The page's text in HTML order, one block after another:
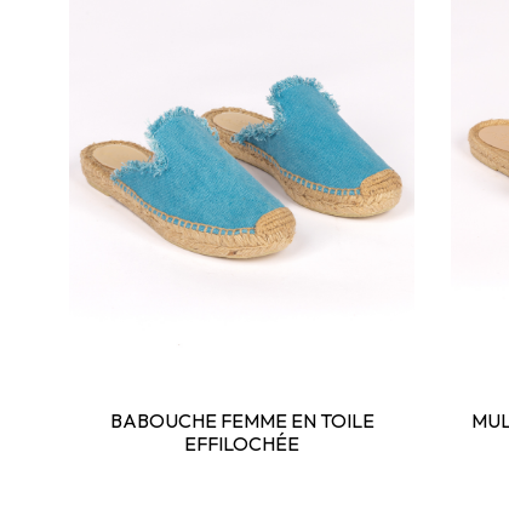
BABOUCHE FEMME EN TOILE
EFFILOCHÉE